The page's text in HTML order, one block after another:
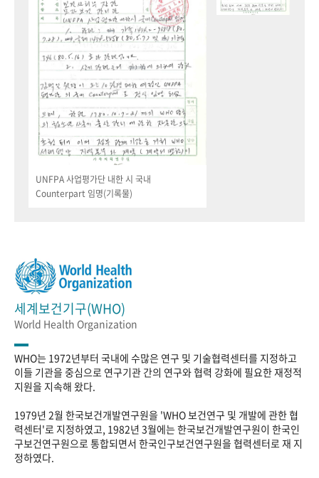
UNFPA 사업평가단 내한 시 국내
Counterpart 임명(기록물)
세계보건기구(WHO)
World Health Organization
WHO는 1972년부터 국내에 수많은 연구 및 기술협력센터를 지정하고
이들 기관을 중심으로 연구기관 간의 연구와 협력 강화에 필요한 재정적
지원을 지속해 왔다.
1979년 2월 한국보건개발연구원을 'WHO 보건연구 및 개발에 관한 협
력센터'로 지정하였고, 1982년 3월에는 한국보건개발연구원이 한국인
구보건연구원으로 통합되면서 한국인구보건연구원을 협력센터로 재 지
정하였다.